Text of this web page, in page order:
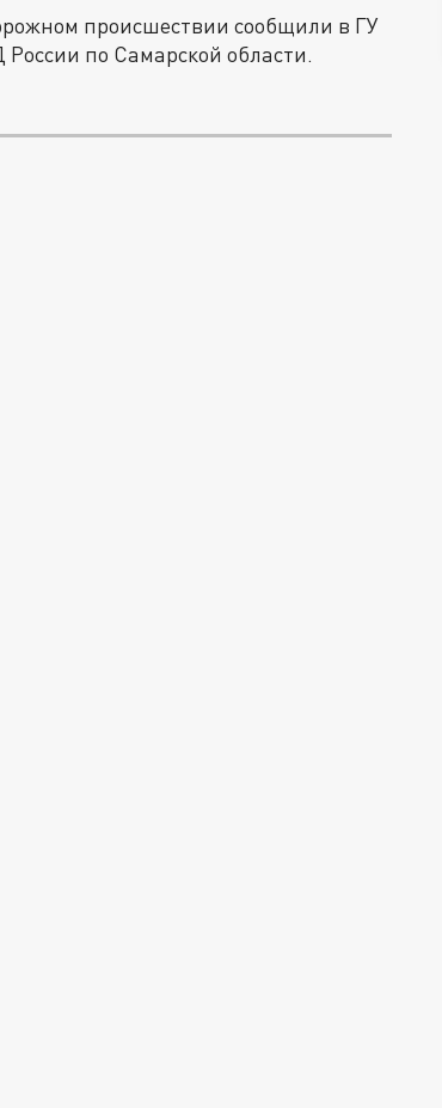
сообщили в ГУ
по Самарской области.